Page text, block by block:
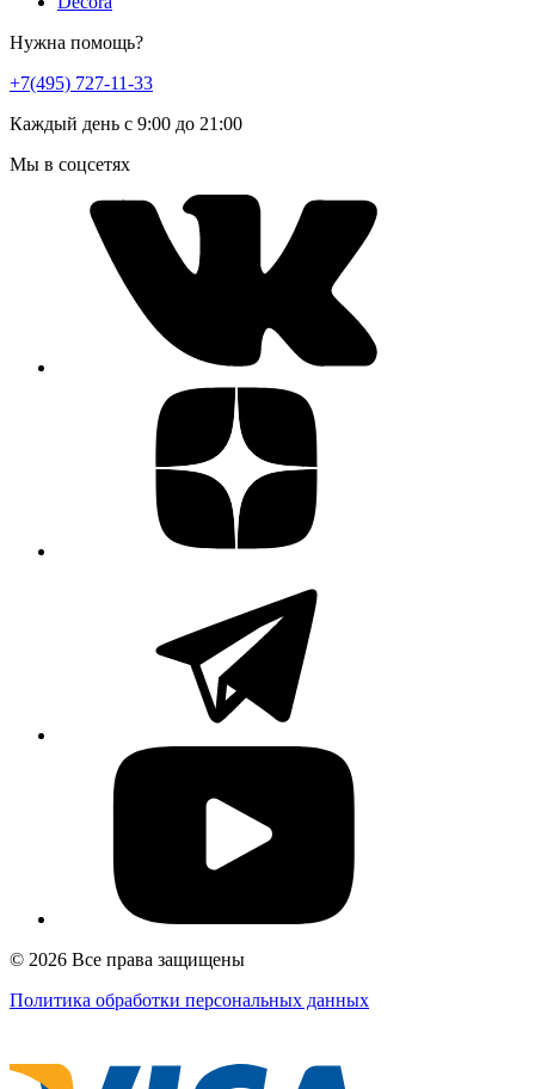
Нужна помощь?
+7(495) 727-11-33
Каждый день с 9:00 до 21:00
Мы в соцсетях
© 2026 Все права защищены
Политика обработки персональных данных